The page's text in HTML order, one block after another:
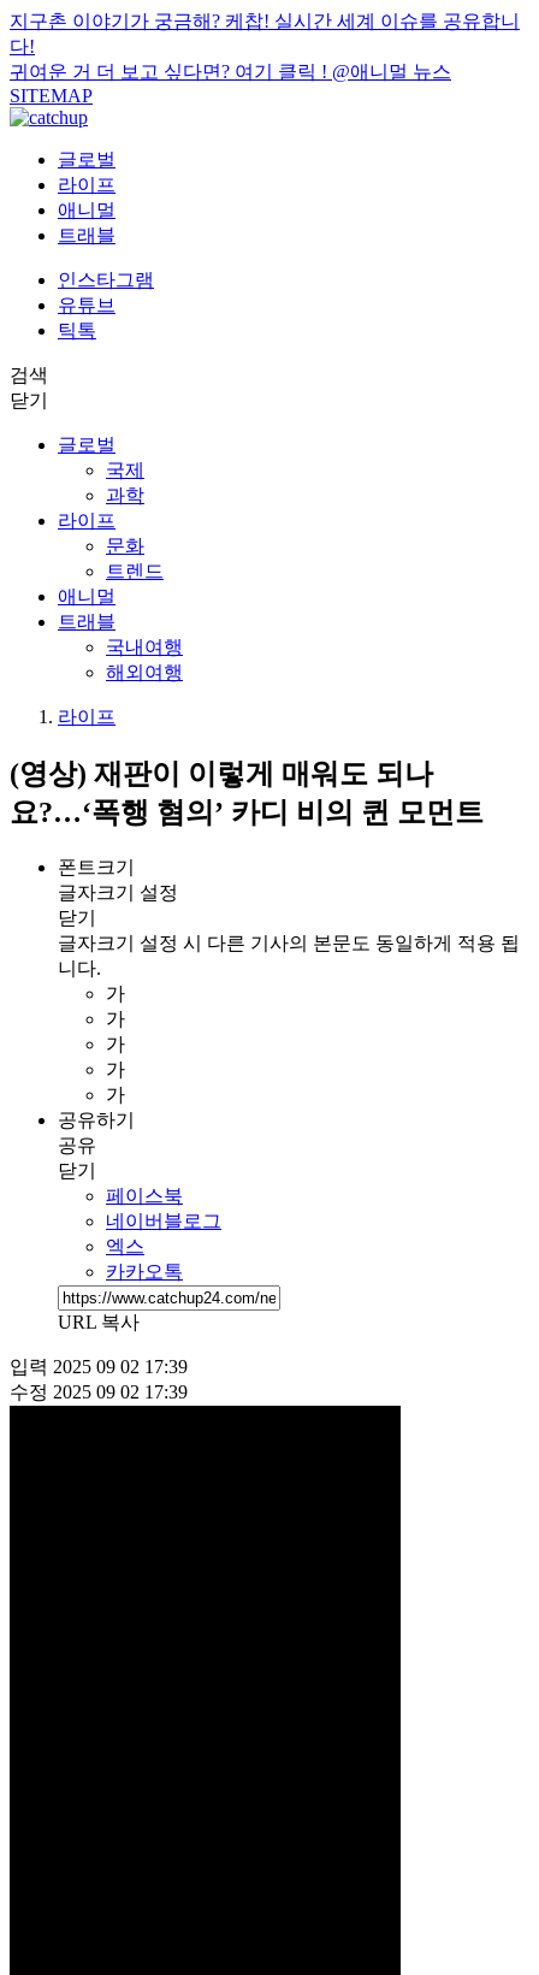
지구촌 이야기가 궁금해? 케찹! 실시간 세계 이슈를 공유합니
다!
귀여운 거 더 보고 싶다면? 여기 클릭 ! @애니멀 뉴스
SITEMAP
글로벌
라이프
애니멀
트래블
인스타그램
유튜브
틱톡
검색
닫기
글로벌
국제
과학
라이프
문화
트렌드
애니멀
트래블
국내여행
해외여행
라이프
(영상) 재판이 이렇게 매워도 되나
요?…‘폭행 혐의’ 카디 비의 퀸 모먼트
폰트크기
글자크기 설정
닫기
글자크기 설정 시 다른 기사의 본문도 동일하게 적용 됩
니다.
가
가
가
가
가
공유하기
공유
닫기
페이스북
네이버블로그
엑스
카카오톡
URL 복사
입력 2025 09 02 17:39
수정 2025 09 02 17:39